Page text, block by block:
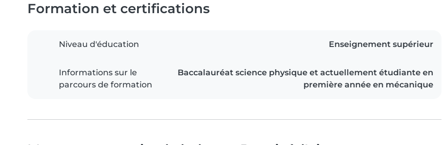
Formation et certifications
Niveau d'éducation Enseignement supérieur
Informations sur le
parcours de formation
Baccalauréat science physique et actuellement étudiante en
première année en mécanique